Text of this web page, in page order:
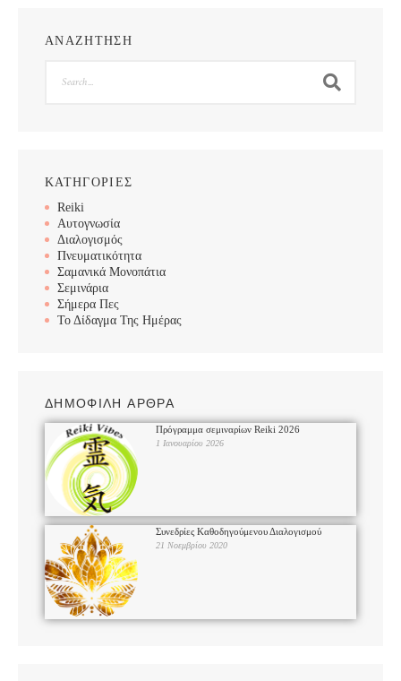
ΑΝΑΖΗΤΗΣΗ
ΚΑΤΗΓΟΡΙΕΣ
Reiki
Αυτογνωσία
Διαλογισμός
Πνευματικότητα
Σαμανικά Μονοπάτια
Σεμινάρια
Σήμερα Πες
Το Δίδαγμα Της Ημέρας
ΔΗΜΟΦΙΛΗ ΑΡΘΡΑ
Πρόγραμμα σεμιναρίων Reiki 2026
1 Ιανουαρίου 2026
Συνεδρίες Καθοδηγούμενου Διαλογισμού
21 Νοεμβρίου 2020